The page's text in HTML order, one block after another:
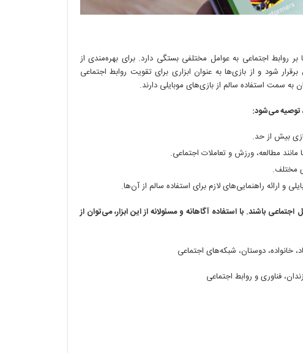
روابط اجتماعی به عوامل مختلفی بستگی دارد. برای بهره‌مندی از
شود و از بازی‌ها به عنوان ابزاری برای تقویت روابط اجتماعی
سمت استفاده سالم از بازی‌های موبایلی دارند.
توصیه می‌شود:
بیش از حد.
مطالعه، ورزش و تعاملات اجتماعی.
مختلف.
و ارائه راهنمایی‌های لازم برای استفاده سالم از آن‌ها.
باشند. با استفاده آگاهانه و مسئولانه از این ابزار، می‌توان از
خانواده، دوستان، شبکه‌های اجتماعی
فناوری و روابط اجتماعی